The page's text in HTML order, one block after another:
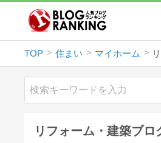
TOP 住まい マイホーム
リフォーム・建築ブロ